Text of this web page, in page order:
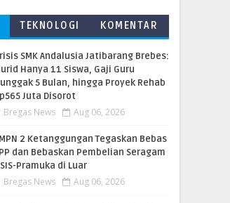
TEKNOLOGI
KOMENTAR
SMK Andalusia Jatibarang Brebes:
Hanya 11 Siswa, Gaji Guru
5 Bulan, hingga Proyek Rehab
Juta Disorot
Bregas News Aug 06, 2026
2 Ketanggungan Tegaskan Bebas
dan Bebaskan Pembelian Seragam
Pramuka di Luar
Bregas News Aug 06, 2026